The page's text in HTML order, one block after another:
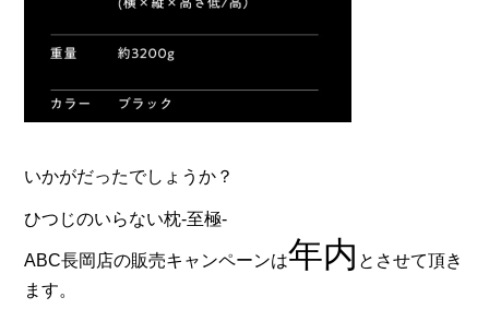
いかがだったでしょうか？
ひつじのいらない枕-至極-
ABC長岡店の販売キャンペーンは年内 とさせて頂き
ます。